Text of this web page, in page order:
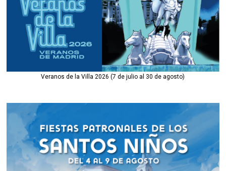
Veranos de la Villa 2026 (7 de julio al 30 de agosto)